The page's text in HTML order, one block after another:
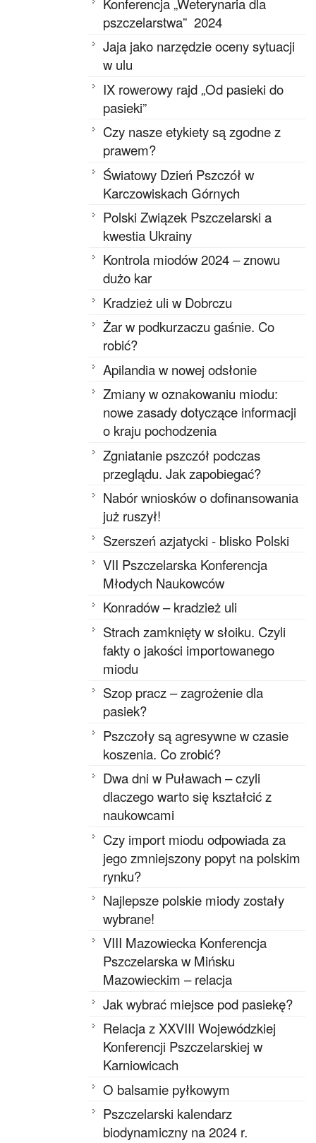
pszczelarstwa” 2024
Jaja jako narzędzie oceny sytuacji
w ulu
IX rowerowy rajd „Od pasieki do
pasieki”
Czy nasze etykiety są zgodne z
prawem?
Światowy Dzień Pszczół w
Karczowiskach Górnych
Polski Związek Pszczelarski a
kwestia Ukrainy
Kontrola miodów 2024 – znowu
dużo kar
Kradzież uli w Dobrczu
Żar w podkurzaczu gaśnie. Co
robić?
Apilandia w nowej odsłonie
Zmiany w oznakowaniu miodu:
nowe zasady dotyczące informacji
o kraju pochodzenia
Zgniatanie pszczół podczas
przeglądu. Jak zapobiegać?
Nabór wniosków o dofinansowania
już ruszył!
Szerszeń azjatycki - blisko Polski
VII Pszczelarska Konferencja
Młodych Naukowców
Konradów – kradzież uli
Strach zamknięty w słoiku. Czyli
fakty o jakości importowanego
miodu
Szop pracz – zagrożenie dla
pasiek?
Pszczoły są agresywne w czasie
koszenia. Co zrobić?
Dwa dni w Puławach – czyli
dlaczego warto się kształcić z
naukowcami
Czy import miodu odpowiada za
jego zmniejszony popyt na polskim
rynku?
Najlepsze polskie miody zostały
wybrane!
VIII Mazowiecka Konferencja
Pszczelarska w Mińsku
Mazowieckim – relacja
Jak wybrać miejsce pod pasiekę?
Relacja z XXVIII Wojewódzkiej
Konferencji Pszczelarskiej w
Karniowicach
O balsamie pyłkowym
Pszczelarski kalendarz
biodynamiczny na 2024 r.